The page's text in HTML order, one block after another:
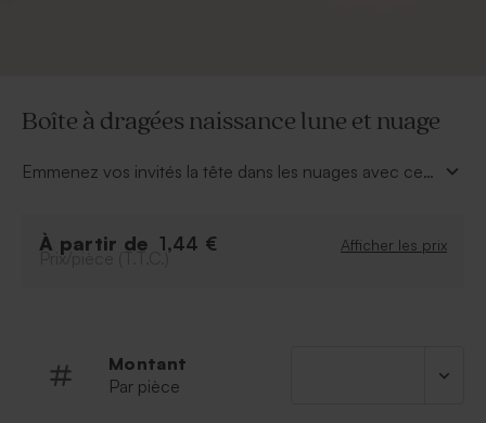
Boîte à dragées naissance lune et nuage
Emmenez vos invités la tête dans les nuages avec ce
se trouvant dans les petits nuages. Une fois cette
À partir de 1,44 € Afficher les prix
Prix/pièce (T.T.C.)
Montant
Par pièce